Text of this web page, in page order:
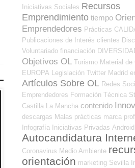
Iniciativas Sociales Recursos
Emprendimiento tiempo
Emprendedores Prácticas
Publicaciones de Interés clientes
Voluntariado financiación
Objetivos OL Turismo Material de
EUROPA
Legislación Twitter Madrid
Artículos Sobre OL Redes
Emprendedores Formación Técnica
Castilla La Mancha contenido
descargas Malas prácticas marca
Infografía
Iniciativas Privadas Android
Autocandidatura
Coronavirus Medio Ambiente
orientación marketing Sevilla